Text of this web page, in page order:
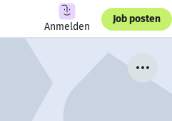
Anmelden
Job posten